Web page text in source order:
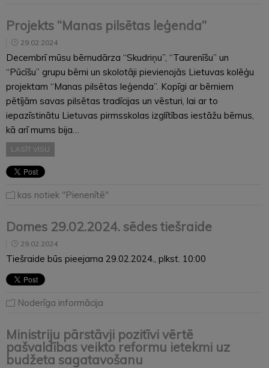
Projekts “Manas pilsētas leģenda”
29.02.2024
Decembrī mūsu bērnudārza “Skudriņu”, “Taurenīšu” un
“Pūcīšu” grupu bērni un skolotāji pievienojās Lietuvas kolēģu
projektam “Manas pilsētas leģenda”. Kopīgi ar bērniem
pētījām savas pilsētas tradīcijas un vēsturi, lai ar to
iepazīstinātu Lietuvas pirmsskolas izglītības iestāžu bērnus,
kā arī mums bija…
LASĪT VISU
kas notiek "Pienenītē"
Domes 29.02.2024. sēdes tiešraide
29.02.2024
Tiešraide būs pieejama 29.02.2024., plkst. 10:00
Noderīga informācija
Ministriju pārstāvji pozitīvi vērtē
pašvaldības veikto reformu ietekmi uz
budžeta sagatavošanu